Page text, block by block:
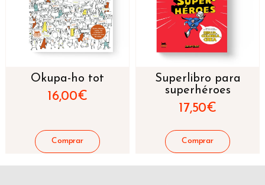
Okupa-ho tot
16,00€
Superlibro para
superhéroes
17,50€